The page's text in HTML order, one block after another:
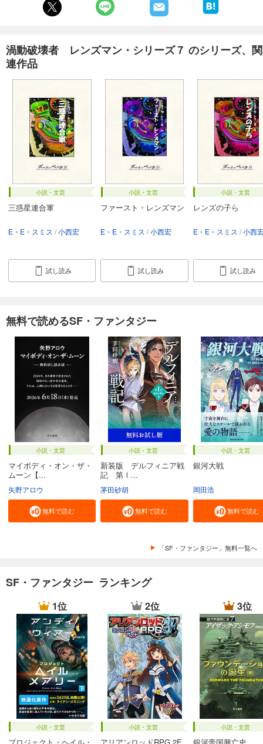
渦動破壊者 レンズマン・シリーズ７ のシリーズ、関
連作品
小説・文芸
三惑星連合軍
E・E・スミス 小西宏
試し読み
小説・文芸
ファースト・レンズマン
E・E・スミス 小西宏
試し読み
小説・文芸
レンズの子ら
E・E・スミス 小西
試し読み
無料で読めるSF・ファンタジー
小説・文芸
マイボディ・オン・ザ・
ムーン【...
矢野アロウ
無料で読む
小説・文芸
新装版 デルフィニア戦
記 第Ⅰ...
茅田砂胡
無料で読む
小説・文芸
銀河大戦
岡田浩
無料で読む
「SF・ファンタジー」無料一覧へ
SF・ファンタジー ランキング
1位
小説・文芸
2位
小説・文芸
3位
小説・文芸